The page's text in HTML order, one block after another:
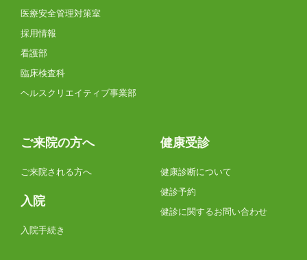
医療安全管理対策室
採用情報
看護部
臨床検査科
ヘルスクリエイティブ事業部
ご来院の方へ
ご来院される方へ
入院
入院手続き
健康受診
健康診断について
健診予約
健診に関するお問い合わせ